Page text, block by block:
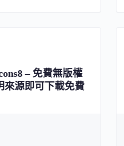
– 免費無版權
來源即可下載免費